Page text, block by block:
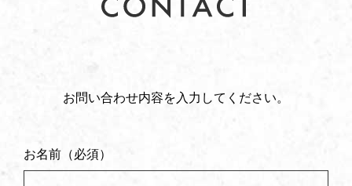
お問い合わせ内容を入力してください。
お名前（必須）